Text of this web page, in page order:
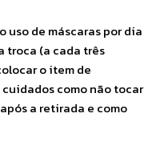
uso de máscaras por dia
troca (a cada três
o item de
como não tocar
a retirada e como